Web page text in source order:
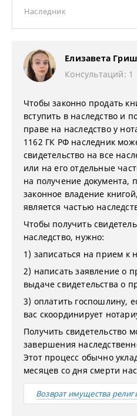
Наследник
Елизавета
Консультаций: 1
Чтобы законно продать
вступить в наследство и
праве на наследство у
1162 ГК РФ наследник
свидетельство на все
или на его отдельные
на получение документа,
законное владение
является частью
Чтобы получить
наследство, нужно:
1) записаться на прием к
2) написать заявление о
выдаче свидетельства о
3) оплатить госпошлину,
вас скоординирует
Получить свидетельство
завершения
Этот процесс обычно
месяцев со дня смерти
Возврат имущества